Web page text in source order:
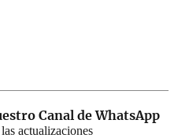
Canal de WhatsApp
actualizaciones